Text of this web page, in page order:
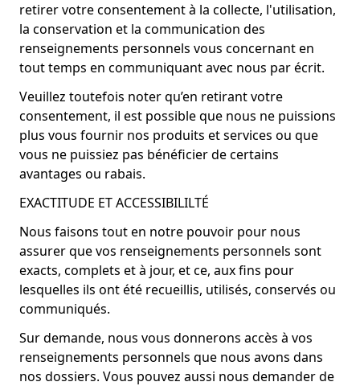
retirer votre consentement à la collecte, l'utilisation,
la conservation et la communication des
renseignements personnels vous concernant en
tout temps en communiquant avec nous par écrit.
Veuillez toutefois noter qu’en retirant votre
consentement, il est possible que nous ne puissions
plus vous fournir nos produits et services ou que
vous ne puissiez pas bénéficier de certains
avantages ou rabais.
EXACTITUDE ET ACCESSIBILILTÉ
Nous faisons tout en notre pouvoir pour nous
assurer que vos renseignements personnels sont
exacts, complets et à jour, et ce, aux fins pour
lesquelles ils ont été recueillis, utilisés, conservés ou
communiqués.
Sur demande, nous vous donnerons accès à vos
renseignements personnels que nous avons dans
nos dossiers. Vous pouvez aussi nous demander de